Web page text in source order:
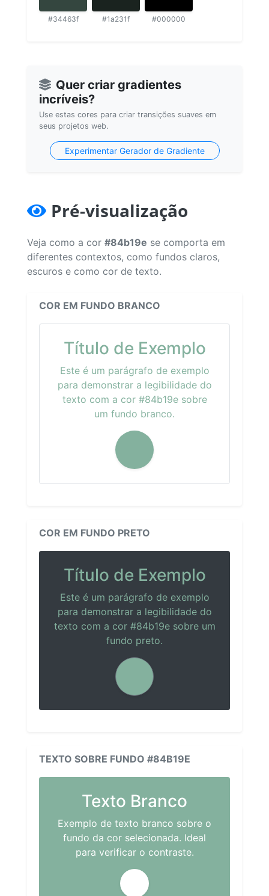
#34463f #1a231f #000000
Quer criar gradientes
incríveis?
Use estas cores para criar transições suaves em
seus projetos web.
Experimentar Gerador de Gradiente
Pré-visualização
Veja como a cor #84b19e se comporta em
diferentes contextos, como fundos claros,
escuros e como cor de texto.
COR EM FUNDO BRANCO
Título de Exemplo
Este é um parágrafo de exemplo
para demonstrar a legibilidade do
texto com a cor #84b19e sobre
um fundo branco.
COR EM FUNDO PRETO
Título de Exemplo
Este é um parágrafo de exemplo
para demonstrar a legibilidade do
texto com a cor #84b19e sobre um
fundo preto.
TEXTO SOBRE FUNDO #84B19E
Texto Branco
Exemplo de texto branco sobre o
fundo da cor selecionada. Ideal
para verificar o contraste.